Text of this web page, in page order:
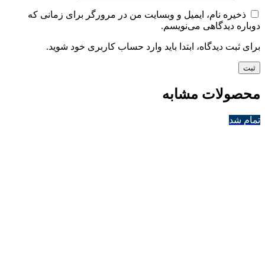
ذخیره نام، ایمیل و وبسایت من در مرورگر برای زمانی که
دوباره دیدگاهی می‌نویسم.
برای ثبت دیدگاه، ابتدا باید وارد حساب کاربری خود شوید.
محصولات مشابه
تمام شد